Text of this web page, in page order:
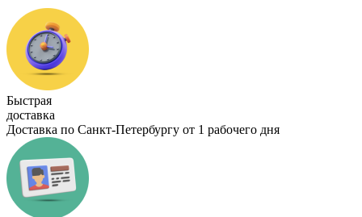
Быстрая
доставка
Доставка по Санкт-Петербургу от 1 рабочего дня